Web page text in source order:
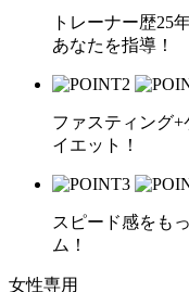
トレーナー歴25
あなたを指導！
ファスティング
イエット！
スピード感をも
ム！
女性専用